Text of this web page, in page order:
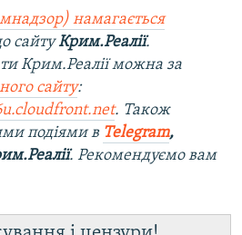
намагається
сайтуКрим.Реалії.
Крим.Реалії можна за
сайту:
. Також
подіями в Telegram,
. Рекомендуємо вам